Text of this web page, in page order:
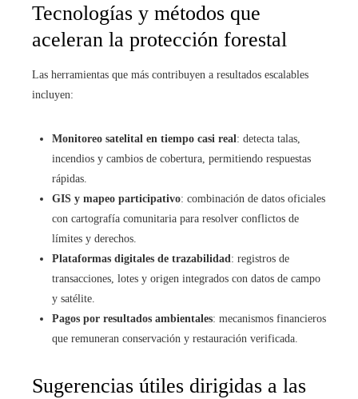
Tecnologías y métodos que
aceleran la protección forestal
Las herramientas que más contribuyen a resultados escalables
incluyen:
Monitoreo satelital en tiempo casi real : detecta talas,
incendios y cambios de cobertura, permitiendo respuestas
rápidas.
GIS y mapeo participativo: combinación de datos oficiales
con cartografía comunitaria para resolver conflictos de
límites y derechos.
Plataformas digitales de trazabilidad : registros de
transacciones, lotes y origen integrados con datos de campo
y satélite.
Pagos por resultados ambientales: mecanismos financieros
que remuneran conservación y restauración verificada.
Sugerencias útiles dirigidas a las